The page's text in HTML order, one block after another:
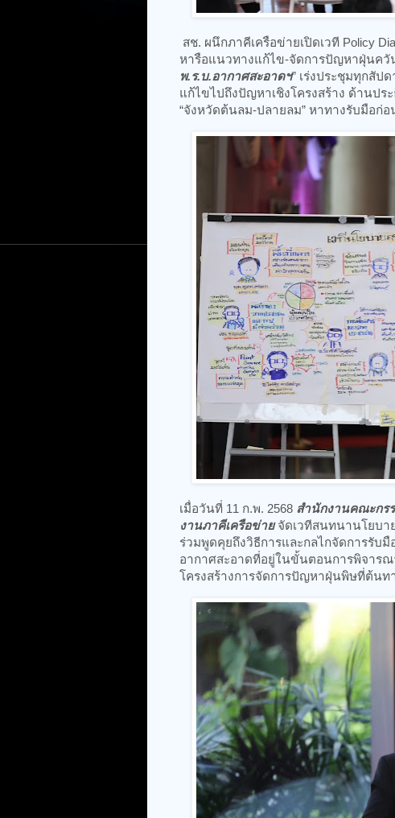
สช. ผนึกภาคีเครือข่ายเปิดเวที Policy
หารือแนวทางแก้ไข-จัดการปัญหาฝุ่นควั
พ.ร.บ.อากาศสะอาดฯ” เร่งประชุมทุกสั
แก้ไขไปถึงปัญหาเชิงโครงสร้าง ด้านป
“จังหวัดต้นลม-ปลายลม” หาทางรับมือก่อ
เมื่อวันที่ 11 ก.พ. 2568 สำนักงานคณะกร
งานภาคีเครือข่ายจัดเวทีสนทนานโยบา
ร่วมพูดคุยถึงวิธีการและกลไกจัดการรับ
อากาศสะอาดที่อยู่ในขั้นตอนการพิจารณ
โครงสร้างการจัดการปัญหาฝุ่นพิษที่ต้นท